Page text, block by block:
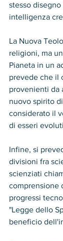
stesso
intelligenza
La Nuova
religioni, ma
Pianeta in un
prevede che il
provenienti da
nuovo spirito
considerato il
di esseri
Infine, si
divisioni fra
scienziati
comprensione
progressi
"Legge dello
beneficio